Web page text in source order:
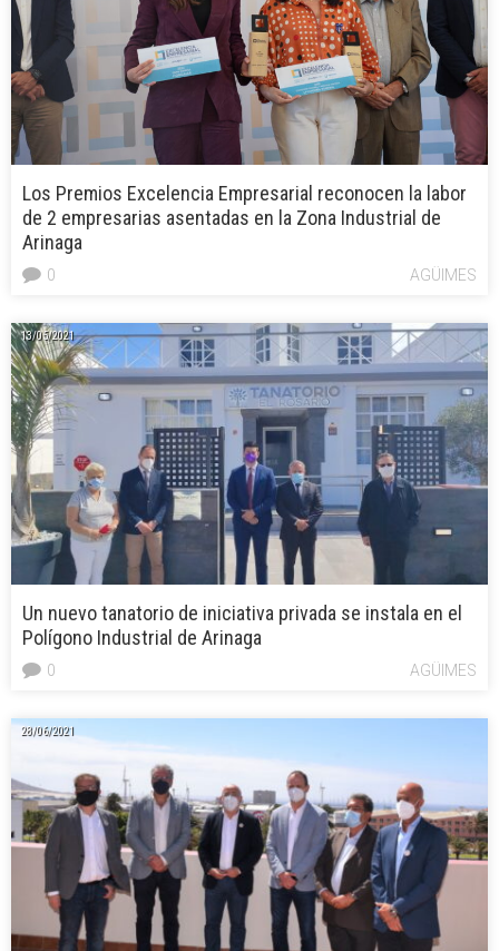
Los Premios Excelencia Empresarial reconocen la labor
de 2 empresarias asentadas en la Zona Industrial de
Arinaga
AGÜIMES
0
13/05/2021
Un nuevo tanatorio de iniciativa privada se instala en el
Polígono Industrial de Arinaga
AGÜIMES
0
28/06/2021